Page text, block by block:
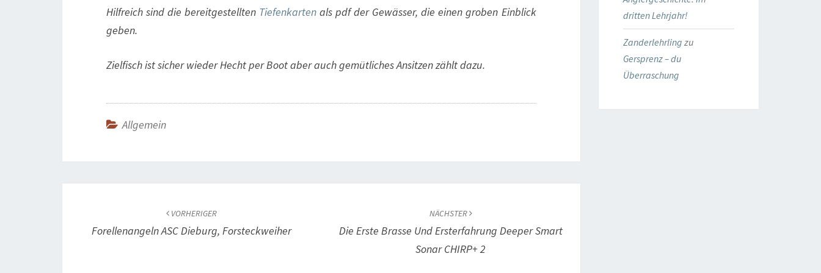
Hilfreich sind die bereitgestellten Tiefenkarten als pdf der Gewässer, die einen groben Einblick
geben.
Zielfisch ist sicher wieder Hecht per Boot aber auch gemütliches Ansitzen zählt dazu.
Allgemein
VORHERIGER
Forellenangeln ASC Dieburg, Forsteckweiher
NÄCHSTER
Die Erste Brasse Und Ersterfahrung Deeper Smart
Sonar CHIRP+ 2
dritten Lehrjahr!
Zanderlehrling zu
Gersprenz – du
Überraschung